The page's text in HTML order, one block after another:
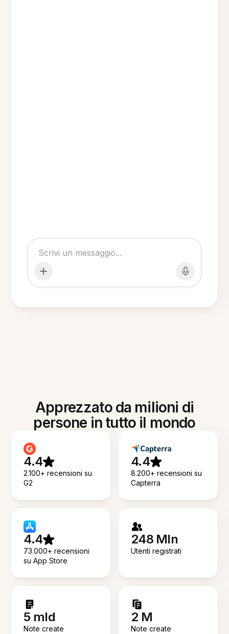
Apprezzato da milioni di
persone in tutto il mondo
4.4
2.100+ recensioni su
G2
4.4
8.200+ recensioni su
Capterra
4.4
73.000+ recensioni
su App Store
248 Mln
Utenti registrati
5 mld
Note create
2 M
Note create